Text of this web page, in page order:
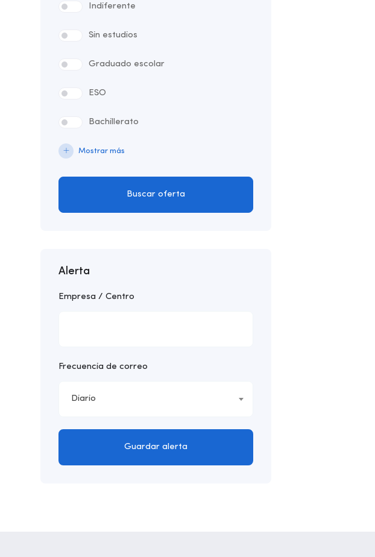
Indiferente
Sin estudios
Graduado escolar
ESO
Bachillerato
Mostrar más
Buscar oferta
Alerta
Empresa / Centro
Frecuencia de correo
Diario
Guardar alerta